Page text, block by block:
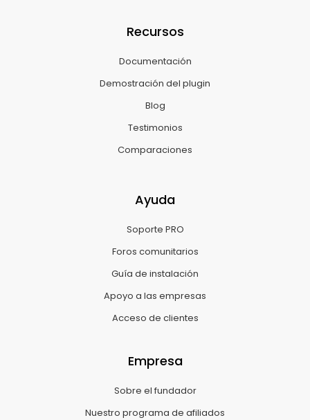
Recursos
Documentación
Demostración del plugin
Blog
Testimonios
Comparaciones
Ayuda
Soporte PRO
Foros comunitarios
Guía de instalación
Apoyo a las empresas
Acceso de clientes
Empresa
Sobre el fundador
Nuestro programa de afiliados